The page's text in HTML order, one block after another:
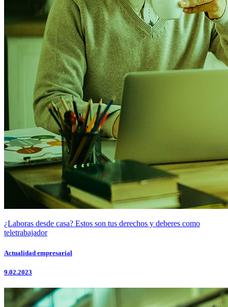
¿Laboras desde casa? Estos son tus derechos y deberes como
teletrabajador
Actualidad empresarial
9.02.2023